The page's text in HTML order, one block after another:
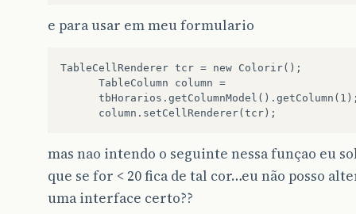
e para usar em meu formulario
TableCellRenderer tcr = new Colorir();
      TableColumn column =
mas nao intendo o seguinte nessa funçao eu
que se for < 20 fica de tal cor…eu não posso
uma interface certo??